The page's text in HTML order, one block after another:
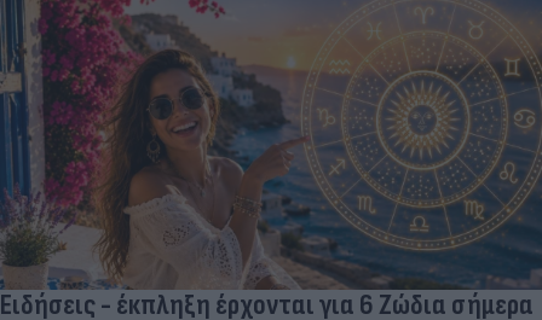
Ειδήσεις - έκπληξη έρχονται για 6 Ζώδια σήμερα